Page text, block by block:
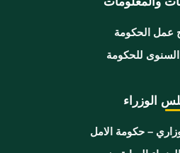
عمل الحكومة
السنوى للحكومة
الوزراء
– حكومة الامل